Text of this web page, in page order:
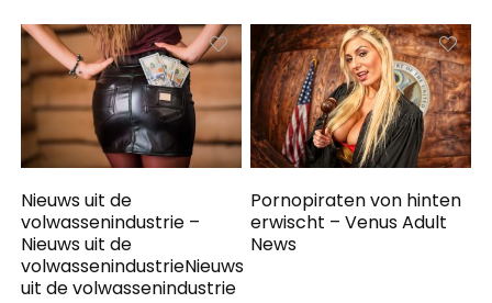
Nieuws uit de
volwassenindustrie –
Nieuws uit de
volwassenindustrieNieuws
uit de volwassenindustrie
Pornopiraten von hinten
erwischt – Venus Adult
News